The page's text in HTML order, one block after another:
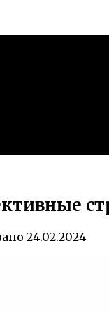
24.02.2024